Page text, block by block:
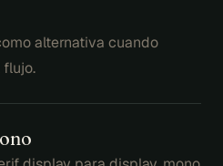
alternativa cuando
flujo.